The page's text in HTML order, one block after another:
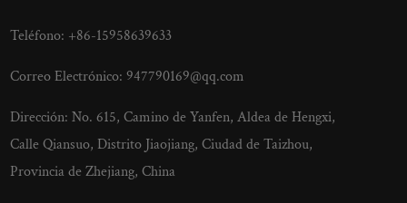
Teléfono: +86-15958639633
Correo Electrónico:947790169@qq.com
Dirección: No. 615, Camino de Yanfen, Aldea de Hengxi,
Calle Qiansuo, Distrito Jiaojiang, Ciudad de Taizhou,
Provincia de Zhejiang, China